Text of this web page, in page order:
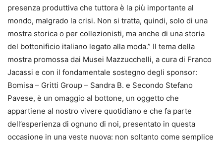
presenza produttiva che tuttora è la più importante al
mondo, malgrado la crisi. Non si tratta, quindi, solo di una
mostra storica o per collezionisti, ma anche di una storia
del bottonificio italiano legato alla moda.” Il tema della
mostra promossa dai Musei Mazzucchelli, a cura di Franco
Jacassi e con il fondamentale sostegno degli sponsor:
Bomisa – Gritti Group – Sandra B. e Secondo Stefano
Pavese, è un omaggio al bottone, un oggetto che
appartiene al nostro vivere quotidiano e che fa parte
dell’esperienza di ognuno di noi, presentato in questa
occasione in una veste nuova: non soltanto come semplice